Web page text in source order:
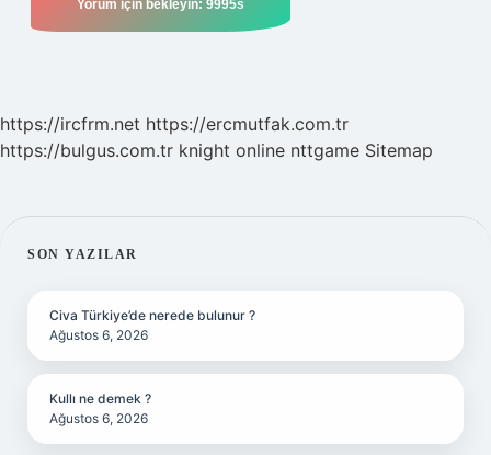
https://ircfrm.net https://ercmutfak.com.tr
https://bulgus.com.tr knight online nttgame Sitemap
SIDEBAR
SON YAZILAR
Civa Türkiye’de nerede bulunur ?
Ağustos 6, 2026
Kullı ne demek ?
Ağustos 6, 2026